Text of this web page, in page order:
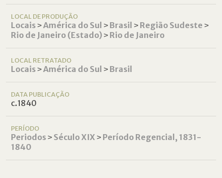
LOCAL DE PRODUÇÃO
Locais˃América do Sul ˃ Brasil ˃ Região Sudeste ˃
Rio de Janeiro (Estado)˃ Rio de Janeiro
LOCAL RETRATADO
Locais˃América do Sul ˃ Brasil
DATA PUBLICAÇÃO
c.1840
PERÍODO
Periodos˃ Século XIX ˃ Período Regencial, 1831-
1840